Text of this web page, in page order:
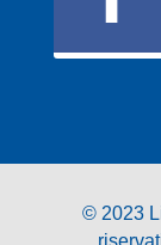
© 2023